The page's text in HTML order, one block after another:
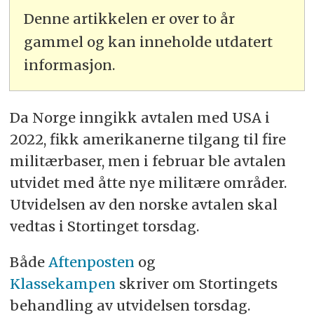
Denne artikkelen er over to år
gammel og kan inneholde utdatert
informasjon.
Da Norge inngikk avtalen med USA i
2022, fikk amerikanerne tilgang til fire
militærbaser, men i februar ble avtalen
utvidet med åtte nye militære områder.
Utvidelsen av den norske avtalen skal
vedtas i Stortinget torsdag.
Både Aftenposten og
Klassekampen skriver om Stortingets
behandling av utvidelsen torsdag.